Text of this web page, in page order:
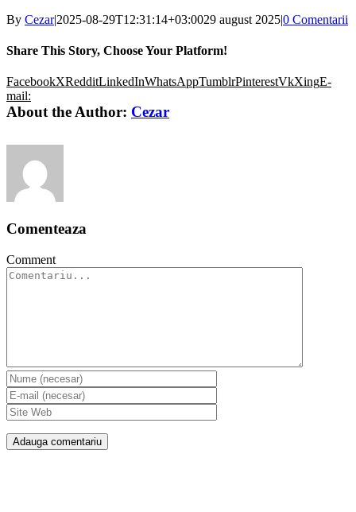
By Cezar|2025-08-29T12:31:14+03:0029 august 2025|0 Comentarii
Share This Story, Choose Your Platform!
FacebookXRedditLinkedInWhatsAppTumblrPinterestVkXingE-
mail:
About the Author: Cezar
Comenteaza
Comment